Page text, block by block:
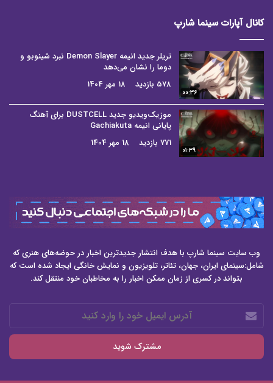
کانال آپارات سینما شارپ
00:36
تریلر جدید انیمه Demon Slayer نبرد شینوبو و
دوما را نشان می‌دهد
578 بازدید
18 مهر 1404
01:39
موزیک‌ویدیو جدید DUSTCELL برای آهنگ
پایانی انیمه Gachiakuta
771 بازدید
18 مهر 1404
وب سایت سینما شارپ با هدف انتشار جدیدترین اخبار در حوضه‌های هنری که
شامل:سینمای ایران، جهان، تئاتر، تلویزیون و نمایش خانگی ایجاد شده است که
بتواند در کسری از زمان ممکن اخبار را به مخاطبان خود منتقل کند.
آدرس
ایمیل
خود
وارد